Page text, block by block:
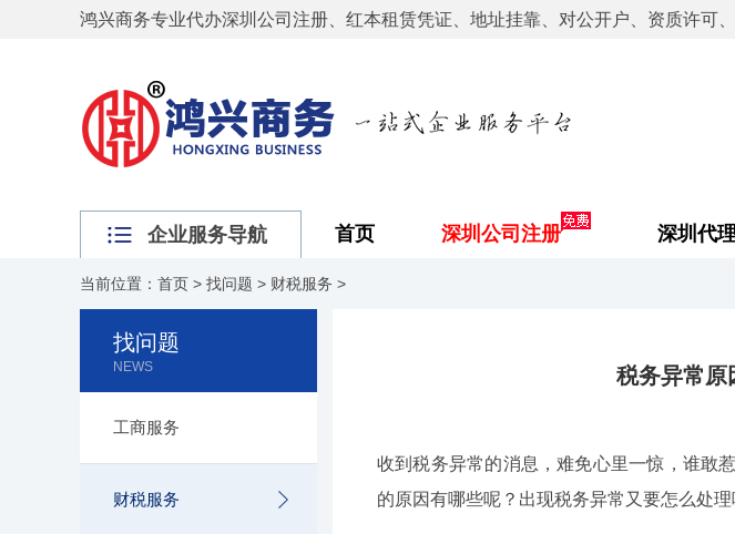
鸿兴商务专业代办深圳公司注册、红本租赁凭证、地址挂靠、对公开户、资质许可
企业服务导航 首页 深圳公司注册 深圳代
当前位置： 首页 > 找问题 > 财税服务 >
找问题
NEWS
工商服务
财税服务
税务异常原
收到税务异常的消息，难免心里一惊，谁敢
的原因有哪些呢？出现税务异常又要怎么处理